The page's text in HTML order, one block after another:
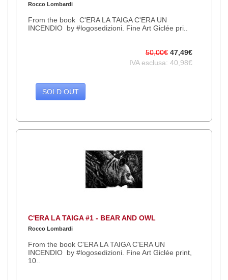
Rocco Lombardi
From the book C'ERA LA TAIGA C'ERA UN
INCENDIO by #logosedizioni. Fine Art Giclée pri..
50,00€ 47,49€
IVA esclusa: 40,98€
SOLD OUT
C'ERA LA TAIGA #1 - BEAR AND OWL
Rocco Lombardi
From the book C'ERA LA TAIGA C'ERA UN
INCENDIO by #logosedizioni. Fine Art Giclée print,
10..